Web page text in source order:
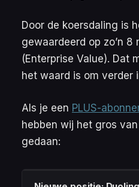
Door de koersdaling is
gewaardeerd op zo’n 8
(Enterprise Value). Dat
het waard is om verder
Als je een PLUS-
hebben wij het gros
gedaan: